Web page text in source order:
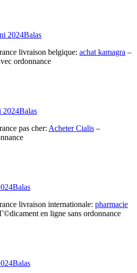
2024Balas
livraison belgique: achat kamagra –
ordonnance
2024Balas
pas cher: Acheter Cialis –
Balas
livraison internationale: pharmacie
en ligne sans ordonnance
Balas